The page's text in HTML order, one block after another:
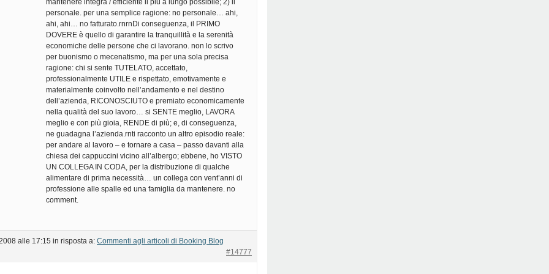
mantenere integra / efficiente il più a lungo possibile; 2) il
personale. per una semplice ragione: no personale… ahi,
ahi, ahi… no fatturato.rnrnDi conseguenza, il PRIMO
DOVERE è quello di garantire la tranquillità e la serenità
economiche delle persone che ci lavorano. non lo scrivo
per buonismo o mecenatismo, ma per una sola precisa
ragione: chi si sente TUTELATO, accettato,
professionalmente UTILE e rispettato, emotivamente e
materialmente coinvolto nell’andamento e nel destino
dell’azienda, RICONOSCIUTO e premiato economicamente
nella qualità del suo lavoro… si SENTE meglio, LAVORA
meglio e con più gioia, RENDE di più; e, di conseguenza,
ne guadagna l’azienda.rnti racconto un altro episodio reale:
per andare al lavoro – e tornare a casa – passo davanti alla
chiesa dei cappuccini vicino all’albergo; ebbene, ho VISTO
UN COLLEGA IN CODA, per la distribuzione di qualche
alimentare di prima necessità… un collega con vent’anni di
professione alle spalle ed una famiglia da mantenere. no
comment.
alle 17:15 in risposta a: Commenti agli articoli di Booking Blog
#14777